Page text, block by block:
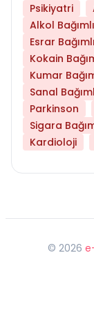
Psikiyatri
Alkol
Esrar
Kokain
Kumar
Sanal
Parkinson
Sigara
Kardioloji
© 2026